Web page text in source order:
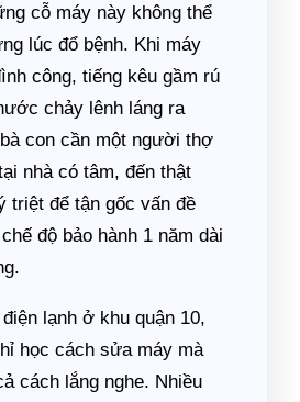
cỗ máy này không thể
lúc đổ bệnh. Khi máy
công, tiếng kêu gầm rú
chảy lênh láng ra
con cần một người thợ
nhà có tâm, đến thật
triệt để tận gốc vấn đề
độ bảo hành 1 năm dài
lạnh ở khu quận 10,
học cách sửa máy mà
cách lắng nghe. Nhiều